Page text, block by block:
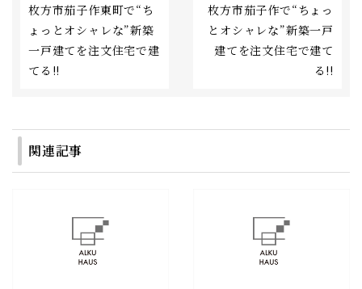
枚方市茄子作東町で“ち
ょっとオシャレな”新築
一戸建てを注文住宅で建
てる!!
枚方市茄子作で“ちょっ
とオシャレな”新築一戸
建てを注文住宅で建て
る!!
関連記事